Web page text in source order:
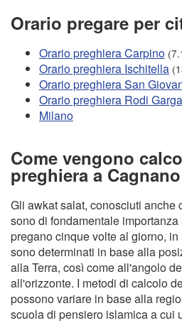
Orario pregare per
Orario preghiera Carpino
Orario preghiera Ischitella
Orario preghiera San
Orario preghiera Rodi
Milano
Come vengono
preghiera a
Gli awkat salat, conosciuti anche
sono di fondamentale
pregano cinque volte al giorno,
sono determinati in base alla
alla Terra, così come all'angolo
all'orizzonte. I metodi di calcolo
possono variare in base alla
scuola di pensiero islamica a cui